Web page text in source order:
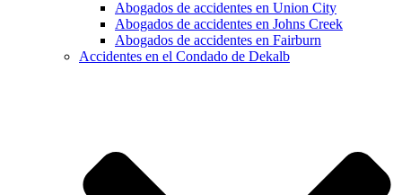
Abogados de accidentes en Union City
Abogados de accidentes en Johns Creek
Abogados de accidentes en Fairburn
Accidentes en el Condado de Dekalb